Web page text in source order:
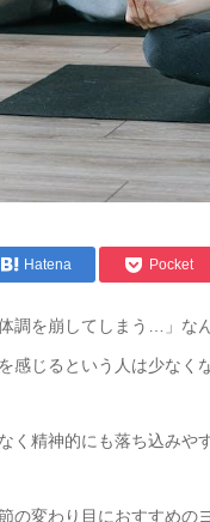
Hatena Pocket
調を崩してしまう…」な
感じるという人は少なく
く精神的にも落ち込みや
の変わり目におすすめの